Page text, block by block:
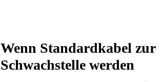
Wenn Standardkabel zur
Schwachstelle werden